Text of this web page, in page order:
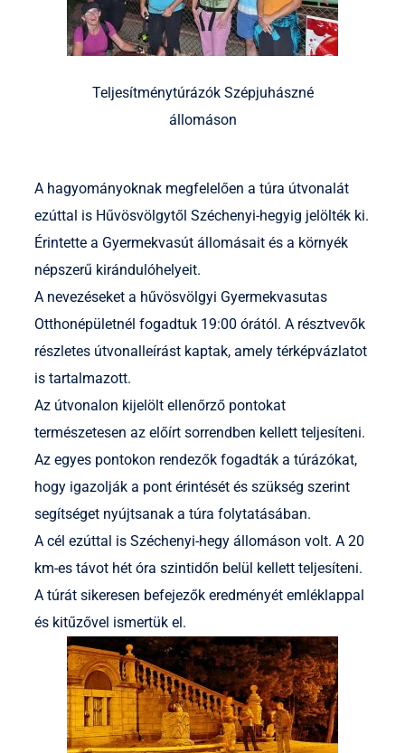
Teljesítménytúrázók Szépjuhászné
állomáson
A hagyományoknak megfelelően a túra útvonalát
ezúttal is Hűvösvölgytől Széchenyi-hegyig jelölték ki.
Érintette a Gyermekvasút állomásait és a környék
népszerű kirándulóhelyeit.
A nevezéseket a hűvösvölgyi Gyermekvasutas
Otthonépületnél fogadtuk 19:00 órától. A résztvevők
részletes útvonalleírást kaptak, amely térképvázlatot
is tartalmazott.
Az útvonalon kijelölt ellenőrző pontokat
természetesen az előírt sorrendben kellett teljesíteni.
Az egyes pontokon rendezők fogadták a túrázókat,
hogy igazolják a pont érintését és szükség szerint
segítséget nyújtsanak a túra folytatásában.
A cél ezúttal is Széchenyi-hegy állomáson volt. A 20
km-es távot hét óra szintidőn belül kellett teljesíteni.
A túrát sikeresen befejezők eredményét emléklappal
és kitűzővel ismertük el.